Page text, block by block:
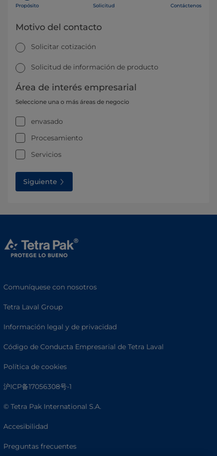
Propósito Solicitud Contáctenos
Motivo del contacto
Solicitar cotización
Solicitud de información de producto
Área de interés empresarial
Seleccione una o más áreas de negocio
envasado
Procesamiento
Servicios
Siguiente
Comuníquese con nosotros
Tetra Laval Group
Información legal y de privacidad
Código de Conducta Empresarial de Tetra Laval
Política de cookies
沪ICP备17056308号-1
© Tetra Pak International S.A.
Accesibilidad
Preguntas frecuentes